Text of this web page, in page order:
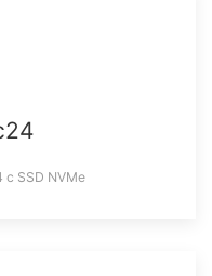
SSD NVMe